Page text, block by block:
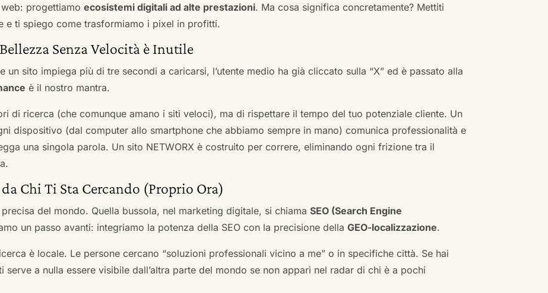
web: progettiamoecosistemi digitali ad alte prestazioni. Ma cosa significa concretamente? Mettiti
e ti spiego come trasformiamo i pixel in profitti.
Senza Velocità è Inutile
un sito impiega più di tre secondi a caricarsi, l’utente medio ha già cliccato sulla “X” ed è passato alla
è il nostro mantra.
di ricerca (che comunque amano i siti veloci), ma di rispettare il tempo del tuo potenziale cliente. Un
dispositivo (dal computer allo smartphone che abbiamo sempre in mano) comunica professionalità e
una singola parola. Un sito NETWORX è costruito per correre, eliminando ogni frizione tra il
Chi Ti Sta Cercando (Proprio Ora)
del mondo. Quella bussola, nel marketing digitale, si chiamaSEO (Search Engine
un passo avanti: integriamo la potenza della SEO con la precisione dellaGEO-localizzazione.
è locale. Le persone cercano “soluzioni professionali vicino a me” o in specifiche città. Se hai
serve a nulla essere visibile dall’altra parte del mondo se non appari nel radar di chi è a pochi